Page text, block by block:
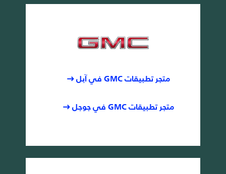
متجر تطبيقات GMC في آبل
متجر تطبيقات GMC في جوجل